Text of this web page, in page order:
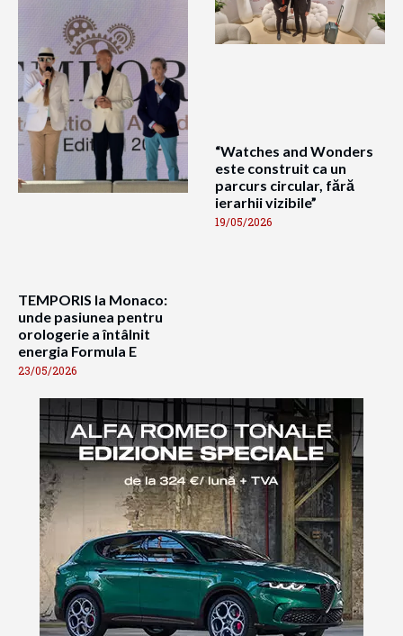
TEMPORIS la Monaco:
unde pasiunea pentru
orologerie a întâlnit
energia Formula E
23/05/2026
“Watches and Wonders
este construit ca un
parcurs circular, fără
ierarhii vizibile”
19/05/2026